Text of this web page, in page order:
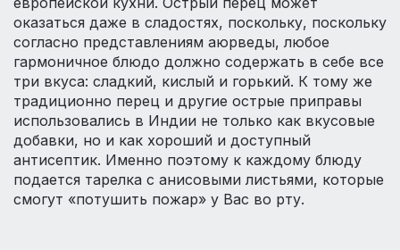
оказаться даже в сладостях, поскольку, поскольку
согласно представлениям аюрведы, любое
гармоничное блюдо должно содержать в себе все
три вкуса: сладкий, кислый и горький. К тому же
традиционно перец и другие острые приправы
использовались в Индии не только как вкусовые
добавки, но и как хороший и доступный
антисептик. Именно поэтому к каждому блюду
подается тарелка с анисовыми листьями, которые
смогут «потушить пожар» у Вас во рту.